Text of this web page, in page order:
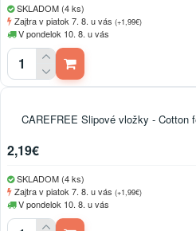
SKLADOM (4 ks)
Zajtra v piatok 7. 8. u vás (+1,99€)
V pondelok 10. 8. u vás
CAREFREE Slipové vložky - Cotton
2,19€
SKLADOM (4 ks)
Zajtra v piatok 7. 8. u vás (+1,99€)
V pondelok 10. 8. u vás